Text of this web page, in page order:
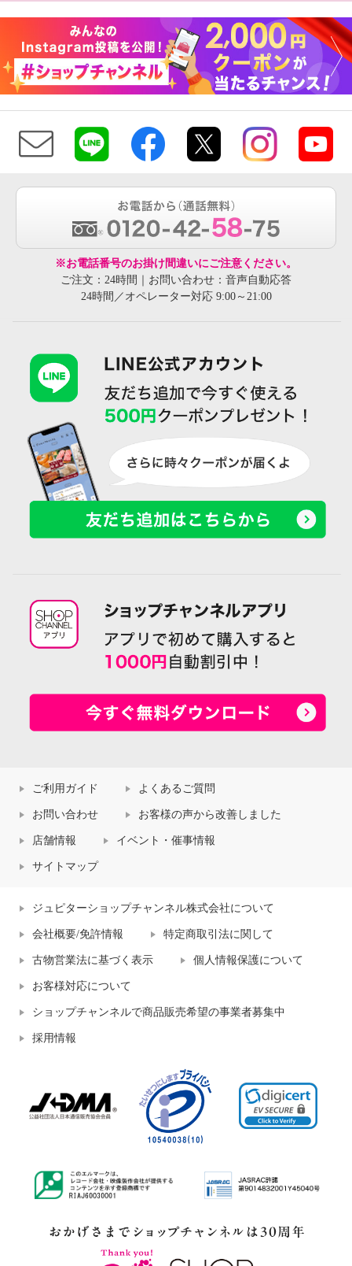
※お電話番号のお掛け間違いにご注意ください。
ご注文：24時間｜お問い合わせ：音声自動応答
24時間／オペレーター対応 9:00～21:00
ご利用ガイド よくあるご質問
お問い合わせ お客様の声から改善しました
店舗情報 イベント・催事情報
サイトマップ
ジュピターショップチャンネル株式会社について
会社概要/免許情報 特定商取引法に関して
古物営業法に基づく表示 個人情報保護について
お客様対応について
ショップチャンネルで商品販売希望の事業者募集中
採用情報